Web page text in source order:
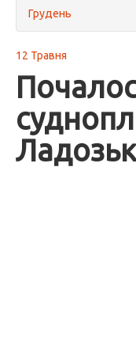
Грудень
12 Травня